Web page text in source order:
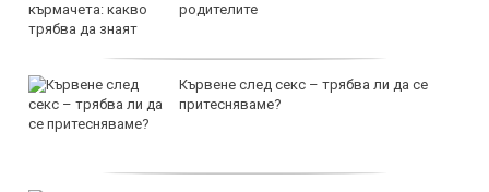
родителите
Кървене след секс – трябва ли да се
притесняваме?